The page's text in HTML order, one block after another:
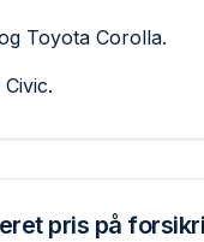
Toyota Corolla.
pris på